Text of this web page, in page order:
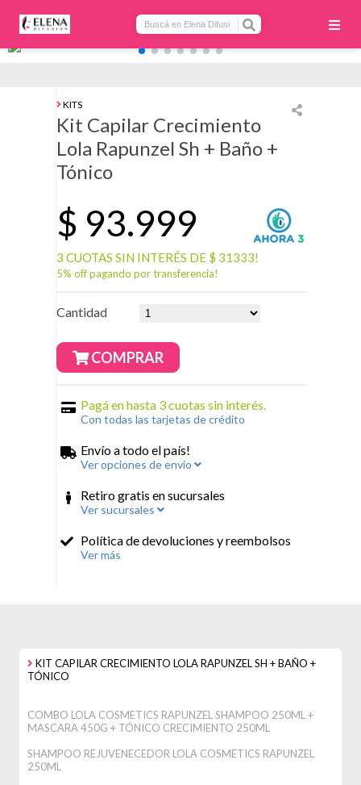
KITS
Kit Capilar Crecimiento
Lola Rapunzel Sh + Baño +
Tónico
$ 93.999
3 CUOTAS SIN INTERÉS DE $ 31333!
5% off pagando por transferencia!
Cantidad
COMPRAR
Pagá en hasta 3 cuotas sin interés.
Con todas las tarjetas de crédito
Envío a todo el país!
Ver opciones de envío
Retiro gratis en sucursales
Ver sucursales
Política de devoluciones y reembolsos
Ver más
KIT CAPILAR CRECIMIENTO LOLA RAPUNZEL SH + BAÑO +
TÓNICO
COMBO LOLA COSMETICS RAPUNZEL SHAMPOO 250ML +
MASCARA 450G + TÓNICO CRECIMIENTO 250ML
SHAMPOO REJUVENECEDOR LOLA COSMETICS RAPUNZEL
250ML